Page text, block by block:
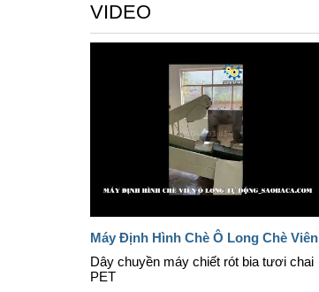
VIDEO
Máy Định Hình Chè Ô Long Chè Viên
Dây chuyền máy chiết rót bia tươi chai
PET